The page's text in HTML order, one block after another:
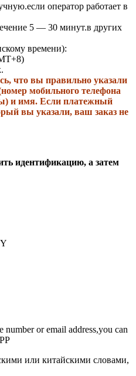
оператор работает в
5 — 30 минут.в других
времени):
что вы правильно указали
мобильного телефона
и имя. Если платежный
вы указали, ваш заказ не
идентификацию, а затем
or email address,you can
или китайскими словами,